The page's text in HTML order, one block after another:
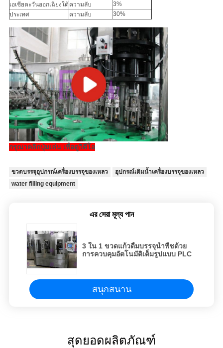
เอเชียตะวันออกเฉียงใต้ ความลับ
3%
ประเทศ
ความลับ 30%
กรุณาคลิกปุ่มเล่น เพื่อดูวิดีโอ
ขวดบรรจุอุปกรณ์เครื่องบรรจุของเหลว
อุปกรณ์เติมน้ำเครื่องบรรจุของเหลว
water filling equipment
এর সেরা মূল্য পান
3 ใน 1 ขวดแก้วดื่มบรรจุน้ำพืชด้วย
การควบคุมอัตโนมัติเต็มรูปแบบ PLC
สนุกสนาน
สุดยอดผลิตภัณฑ์